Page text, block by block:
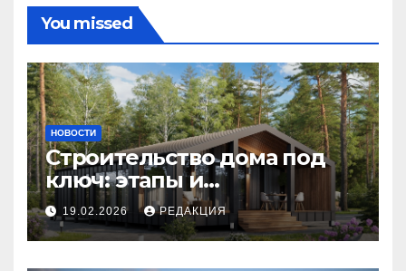
You missed
НОВОСТИ
Строительство дома под
ключ: этапы и
планирование бюджета
19.02.2026 РЕДАКЦИЯ